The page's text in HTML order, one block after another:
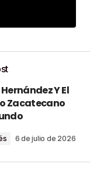
están
Y El
Zacatecano
6 de julio de 2026